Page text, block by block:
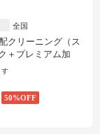
全国
クリーニング（ス
＋プレミアム加
す
50%OFF